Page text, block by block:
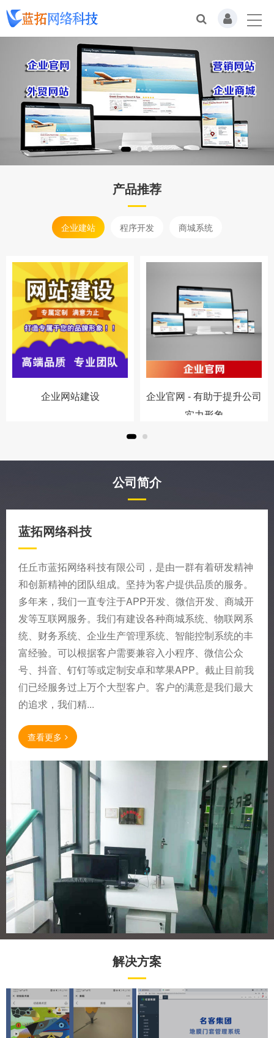
产品推荐
企业建站 程序开发 商城系统
企业网站建设
企业官网 - 有助于提升公司
实力形象
公司简介
蓝拓网络科技
任丘市蓝拓网络科技有限公司，是由一群有着研发精神
和创新精神的团队组成。坚持为客户提供品质的服务。
多年来，我们一直专注于APP开发、微信开发、商城开
发等互联网服务。我们有建设各种商城系统、物联网系
统、财务系统、企业生产管理系统、智能控制系统的丰
富经验。可以根据客户需要兼容入小程序、微信公众
号、抖音、钉钉等或定制安卓和苹果APP。截止目前我
们已经服务过上万个大型客户。客户的满意是我们最大
的追求，我们精...
查看更多
解决方案